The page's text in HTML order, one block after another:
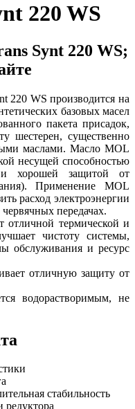
220 WS
Synt 220 WS;
220 WS производится на
базовых масел
пакета присадок,
шестерен, существенно
маслами. Масло MOL
несущей способностью
хорошей защитой от
Применение MOL
расход электроэнергии
передачах.
отличной термической и
чистоту системы,
обслуживания и ресурс
отличную защиту от
водорастворимым, не
стабильность
редуктора